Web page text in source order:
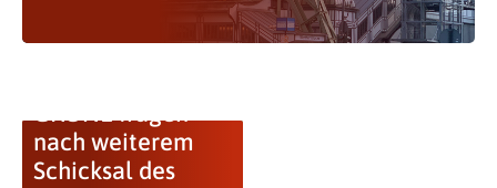
nach weiterem
Schicksal des